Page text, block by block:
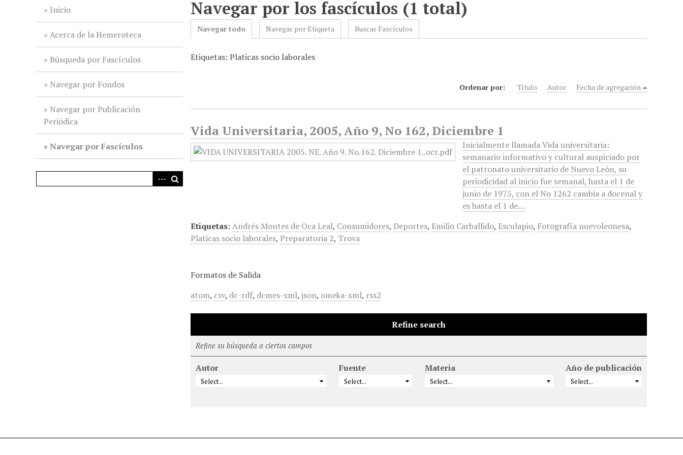
Inicio
Acerca de la Hemeroteca
Búsqueda por Fascículos
Navegar por Fondos
Navegar por Publicación
Periódica
Navegar por Fascículos
Navegar por los fascículos (1 total)
Navegar todo Navegar por Etiqueta Buscar Fascículos
Etiquetas: Platicas socio laborales
Ordenar por: Título Autor Fecha de agregación
Vida Universitaria, 2005, Año 9, No 162, Diciembre 1
Inicialmente llamada Vida universitaria:
semanario informativo y cultural auspiciado por
el patronato universitario de Nuevo León, su
periodicidad al inicio fue semanal, hasta el 1 de
junio de 1975, con el No 1262 cambia a docenal y
es hasta el 1 de…
Etiquetas:Andrés Montes de Oca Leal, Consumidores, Deportes, Emilio Carballido, Esculapio, Fotografía nuevoleonesa,
Platicas socio laborales, Preparatoria 2, Trova
Formatos de Salida
atom, csv, dc-rdf, dcmes-xml,json, omeka-xml, rss2
Refine search
Refine su búsqueda a ciertos campos
Autor Fuente Materia Año de publicación